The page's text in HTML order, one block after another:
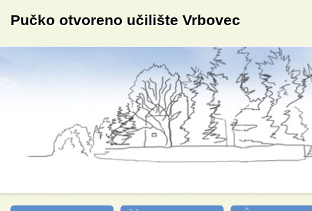
Pučko otvoreno učilište Vrbovec